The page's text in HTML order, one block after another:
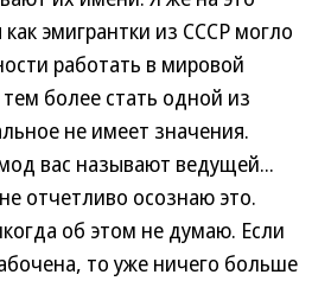
эмигрантки из СССР могло
работать в мировой
более стать одной из
не имеет значения.
вас называют ведущей...
осознаю это.
об этом не думаю. Если
то уже ничего больше